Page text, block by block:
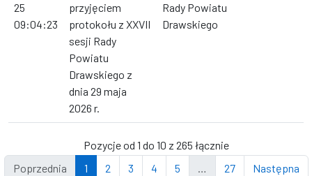
25
09:04:23
przyjęciem
protokołu z XXVII
sesji Rady
Powiatu
Drawskiego z
dnia 29 maja
2026 r.
Rady Powiatu
Drawskiego
Pozycje od 1 do 10 z 265 łącznie
Poprzednia
1 2 3 4 5 27 Następna